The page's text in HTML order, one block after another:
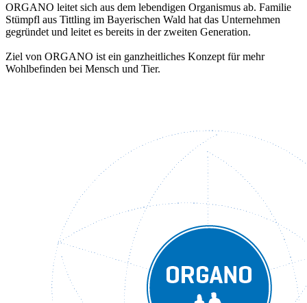
ORGANO leitet sich aus dem lebendigen Organismus ab. Familie
Stümpfl aus Tittling im Bayerischen Wald hat das Unternehmen
gegründet und leitet es bereits in der zweiten Generation.
Ziel von ORGANO ist ein ganzheitliches Konzept für mehr
Wohlbefinden bei Mensch und Tier.